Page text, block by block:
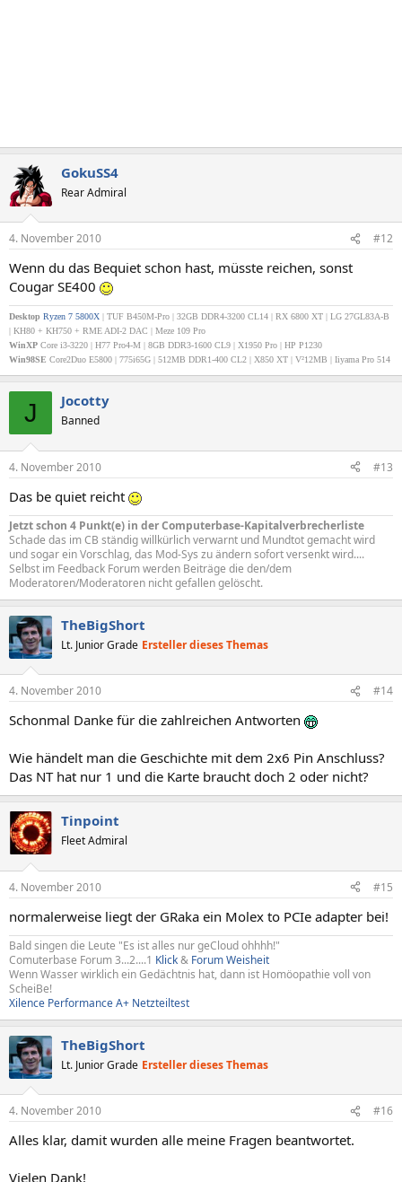
GokuSS4
Rear Admiral
4. November 2010 #12
Wenn du das Bequiet schon hast, müsste reichen, sonst
Cougar SE400
Desktop Ryzen 7 5800X | TUF B450M-Pro | 32GB DDR4-3200 CL14 | RX 6800 XT | LG 27GL83A-B
| KH80 + KH750 + RME ADI-2 DAC | Meze 109 Pro
WinXP Core i3-3220 | H77 Pro4-M | 8GB DDR3-1600 CL9 | X1950 Pro | HP P1230
Win98SE Core2Duo E5800 | 775i65G | 512MB DDR1-400 CL2 | X850 XT | V²12MB | Iiyama Pro 514
J Jocotty
Banned
4. November 2010 #13
Das be quiet reicht
Jetzt schon 4 Punkt(e) in der Computerbase-Kapitalverbrecherliste
Schade das im CB ständig willkürlich verwarnt und Mundtot gemacht wird
und sogar ein Vorschlag, das Mod-Sys zu ändern sofort versenkt wird....
Selbst im Feedback Forum werden Beiträge die den/dem
Moderatoren/Moderatoren nicht gefallen gelöscht.
TheBigShort
Lt. Junior Grade Ersteller dieses Themas
4. November 2010 #14
Schonmal Danke für die zahlreichen Antworten
Wie händelt man die Geschichte mit dem 2x6 Pin Anschluss?
Das NT hat nur 1 und die Karte braucht doch 2 oder nicht?
Tinpoint
Fleet Admiral
4. November 2010 #15
normalerweise liegt der GRaka ein Molex to PCIe adapter bei!
Bald singen die Leute "Es ist alles nur geCloud ohhhh!"
Comuterbase Forum 3...2....1 Klick& Forum Weisheit
Wenn Wasser wirklich ein Gedächtnis hat, dann ist Homöopathie voll von
ScheiBe!
Xilence Performance A+ Netzteiltest
TheBigShort
Lt. Junior Grade Ersteller dieses Themas
4. November 2010 #16
Alles klar, damit wurden alle meine Fragen beantwortet.
Vielen Dank!